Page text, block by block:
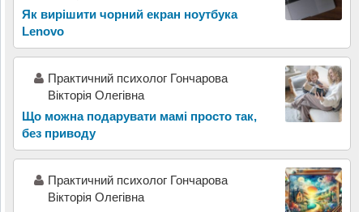
Як вирішити чорний екран ноутбука
Lenovo
Практичний психолог Гончарова
Вікторія Олегівна
Що можна подарувати мамі просто так,
без приводу
Практичний психолог Гончарова
Вікторія Олегівна